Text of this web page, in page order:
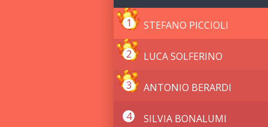
STEFANO PICCIOLI
LUCA SOLFERINO
ANTONIO BERARDI
SILVIA BONALUMI